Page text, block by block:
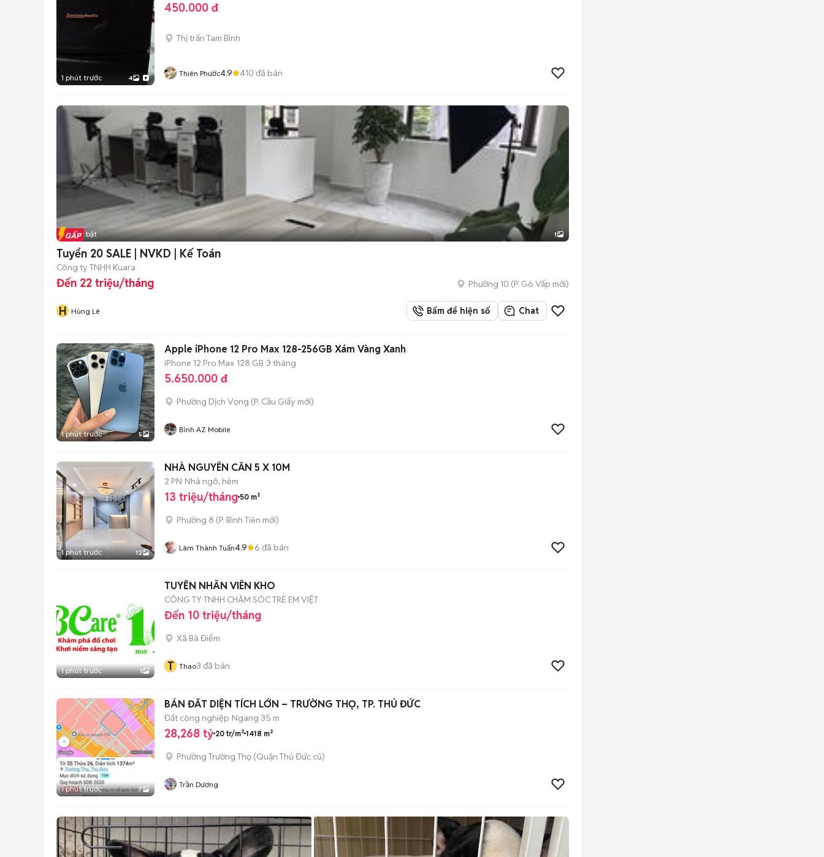
1 phút trước 4
450.000 đ
Thị trấn Tam Bình
Thiên Phước4.9 410 đã bán
Tin nổi bật 1
Tuyển 20 SALE | NVKD | Kế Toán
Công ty TNHH Kuara
Đến 22 triệu/tháng Phường 10 (P. Gò Vấp mới)
H Hùng Lê Bấm để hiện số Chat
1 phút trước 5
Apple iPhone 12 Pro Max 128-256GB Xám Vàng Xanh
iPhone 12 Pro Max 128 GB 3 tháng
5.650.000 đ
Phường Dịch Vọng (P. Cầu Giấy mới)
Bình AZ Mobile
1 phút trước 12
NHÀ NGUYÊN CĂN 5 X 10M
2 PN Nhà ngõ, hẻm
13 triệu/tháng 50 m²
Phường 8 (P. Bình Tiên mới)
Lâm Thành Tuấn4.9 6 đã bán
1 phút trước 1
TUYỂN NHÂN VIÊN KHO
CÔNG TY TNHH CHĂM SÓC TRẺ EM VIỆT
Đến 10 triệu/tháng
Xã Bà Điểm
T Thao3 đã bán
1 phút trước 7
BÁN ĐẤT DIỆN TÍCH LỚN – TRƯỜNG THỌ, TP. THỦ ĐỨC
Đất công nghiệp Ngang 35 m
28,268 tỷ 20 tr/m² 1418 m²
Phường Trường Thọ (Quận Thủ Đức cũ)
Trần Dương